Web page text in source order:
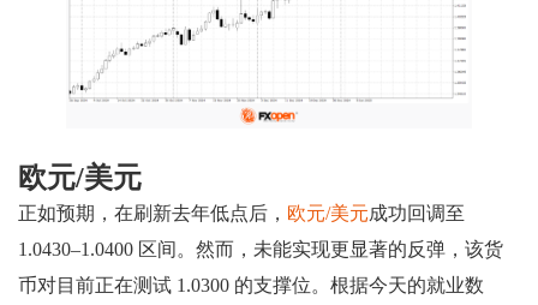
欧元/美元
正如预期，在刷新去年低点后， 欧元/美元成功回调至
1.0430–1.0400 区间。然而，未能实现更显著的反弹，该货
币对目前正在测试 1.0300 的支撑位。根据今天的就业数